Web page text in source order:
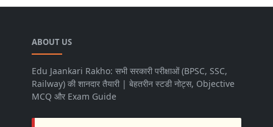
ABOUT US
Edu Jaankari Rakho: सभी सरकारी परीक्षाओं (BPSC, SSC,
Railway) की शानदार तैयारी | बेहतरीन स्टडी नोट्स, Objective
MCQ और Exam Guide